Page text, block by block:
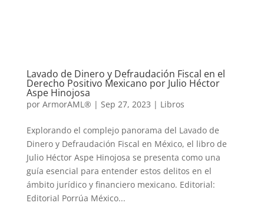
Lavado de Dinero y Defraudación Fiscal en el
Derecho Positivo Mexicano por Julio Héctor
Aspe Hinojosa
por ArmorAML® | Sep 27, 2023 | Libros
Explorando el complejo panorama del Lavado de
Dinero y Defraudación Fiscal en México, el libro de
Julio Héctor Aspe Hinojosa se presenta como una
guía esencial para entender estos delitos en el
ámbito jurídico y financiero mexicano. Editorial:
Editorial Porrúa México...